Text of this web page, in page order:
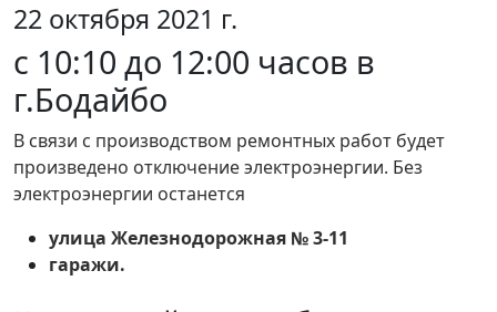
22 октября 2021 г.
c 10:10 до 12:00 часов в
г.Бодайбо
В связи с производством ремонтных работ будет
произведено отключение электроэнергии. Без
электроэнергии останется
улица Железнодорожная № 3-11
гаражи.